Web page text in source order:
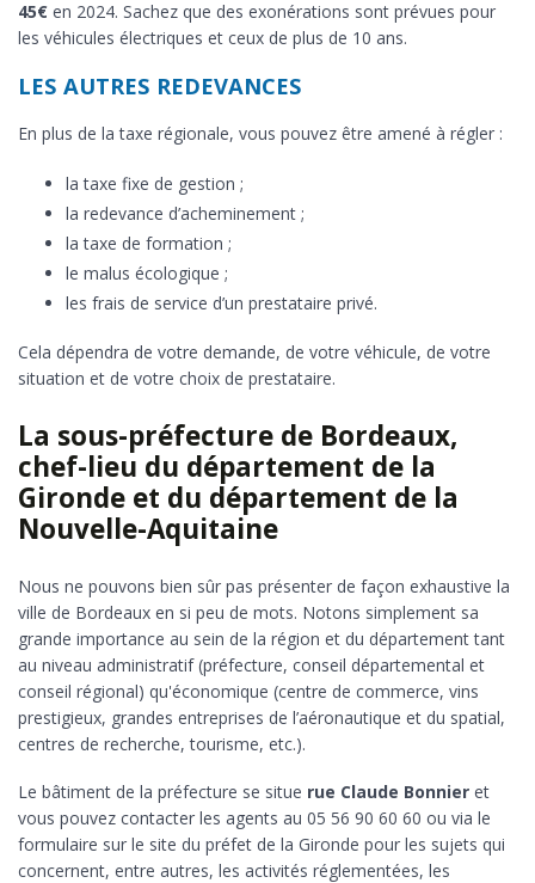
45€ en 2024. Sachez que des exonérations sont prévues pour
les véhicules électriques et ceux de plus de 10 ans.
LES AUTRES REDEVANCES
En plus de la taxe régionale, vous pouvez être amené à régler :
la taxe fixe de gestion ;
la redevance d’acheminement ;
la taxe de formation ;
le malus écologique ;
les frais de service d’un prestataire privé.
Cela dépendra de votre demande, de votre véhicule, de votre
situation et de votre choix de prestataire.
La sous-préfecture de Bordeaux,
chef-lieu du département de la
Gironde et du département de la
Nouvelle-Aquitaine
Nous ne pouvons bien sûr pas présenter de façon exhaustive la
ville de Bordeaux en si peu de mots. Notons simplement sa
grande importance au sein de la région et du département tant
au niveau administratif (préfecture, conseil départemental et
conseil régional) qu'économique (centre de commerce, vins
prestigieux, grandes entreprises de l’aéronautique et du spatial,
centres de recherche, tourisme, etc.).
Le bâtiment de la préfecture se situe rue Claude Bonnier et
vous pouvez contacter les agents au 05 56 90 60 60 ou via le
formulaire sur le site du préfet de la Gironde pour les sujets qui
concernent, entre autres, les activités réglementées, les